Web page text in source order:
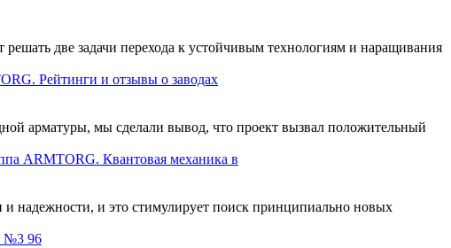
решать две задачи перехода к устойчивым технологиям и наращивания
Рейтинги и отзывы о заводах
арматуры, мы сделали вывод, что проект вызвал положительный
ARMTORG. Квантовая механика в
надежности, и это стимулирует поиск принципиально новых
№3 96